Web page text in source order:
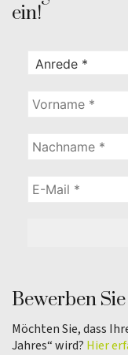
ein!
Bewerben
Möchten Sie, dass
Jahres“ wird? Hier